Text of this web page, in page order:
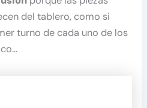
del tablero, como si
turno de cada uno de los